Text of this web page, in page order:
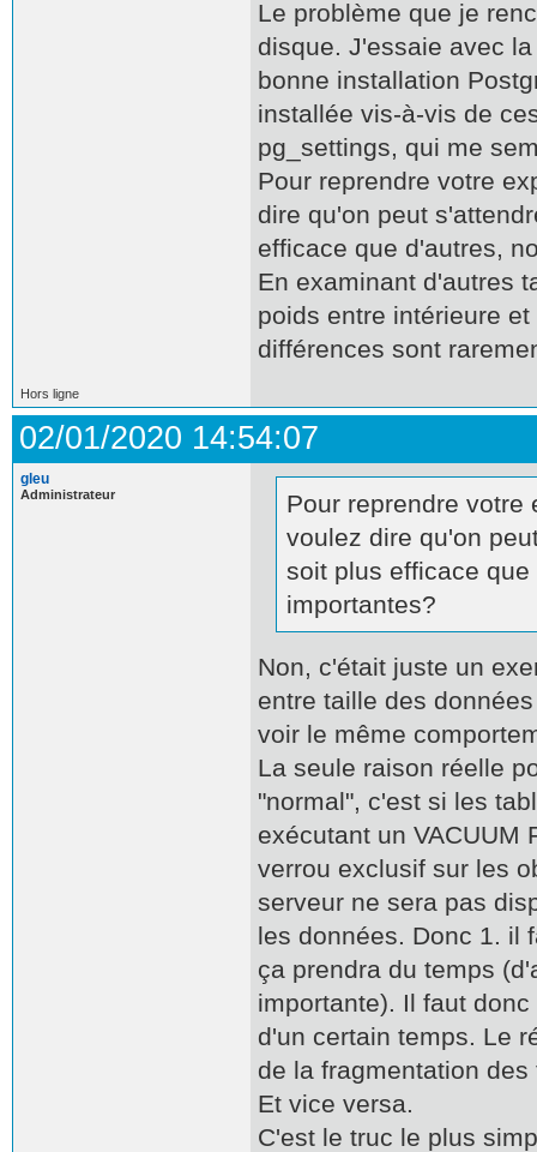
Le problème que je
disque. J'essaie avec
bonne installation
installée vis-à-vis de
pg_settings, qui me
Pour reprendre votre
dire qu'on peut
efficace que d'autres,
En examinant d'autres
poids entre intérieure
différences sont
Hors ligne
02/01/2020 14:54:07
gleu
Administrateur
Pour reprendre
voulez dire qu'on
soit plus efficace
importantes?
Non, c'était juste un
entre taille des
voir le même
La seule raison réelle
"normal", c'est si les
exécutant un VACUUM
verrou exclusif sur les
serveur ne sera pas
les données. Donc 1. il
ça prendra du temps
importante). Il faut
d'un certain temps. Le
de la fragmentation
Et vice versa.
C'est le truc le plus